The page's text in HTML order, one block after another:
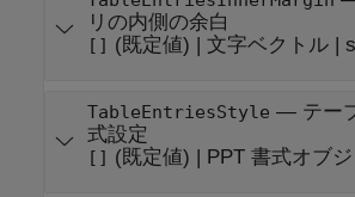
リの内側の余白
[] (既定値) | 文字ベクトル|
TableEntriesStyle — テー
式設定
[] (既定値) | PPT 書式オブ